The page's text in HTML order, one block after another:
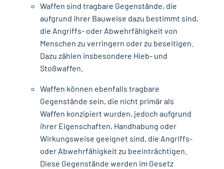
Waffen sind tragbare Gegenstände, die
aufgrund ihrer Bauweise dazu bestimmt sind,
die Angriffs- oder Abwehrfähigkeit von
Menschen zu verringern oder zu beseitigen.
Dazu zählen insbesondere Hieb- und
Stoßwaffen.
Waffen können ebenfalls tragbare
Gegenstände sein, die nicht primär als
Waffen konzipiert wurden, jedoch aufgrund
ihrer Eigenschaften, Handhabung oder
Wirkungsweise geeignet sind, die Angriffs-
oder Abwehrfähigkeit zu beeinträchtigen.
Diese Gegenstände werden im Gesetz